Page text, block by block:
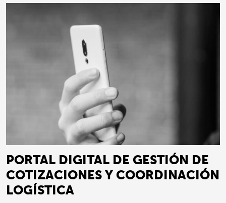
PORTAL DIGITAL DE GESTIÓN DE
COTIZACIONES Y COORDINACIÓN
LOGÍSTICA